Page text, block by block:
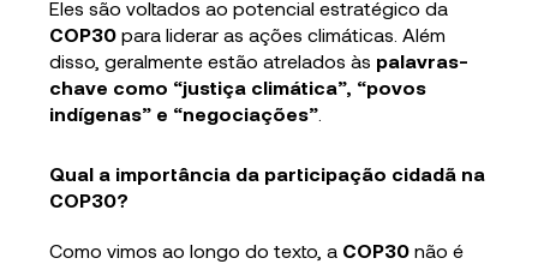
Eles são voltados ao potencial estratégico da
COP30para liderar as ações climáticas. Além
disso, geralmente estão atrelados às palavras-
chave como “justiça climática”, “povos
indígenas” e “negociações”
Qual a importância da participação cidadã na
COP30?
Como vimos ao longo do texto, a COP30não é